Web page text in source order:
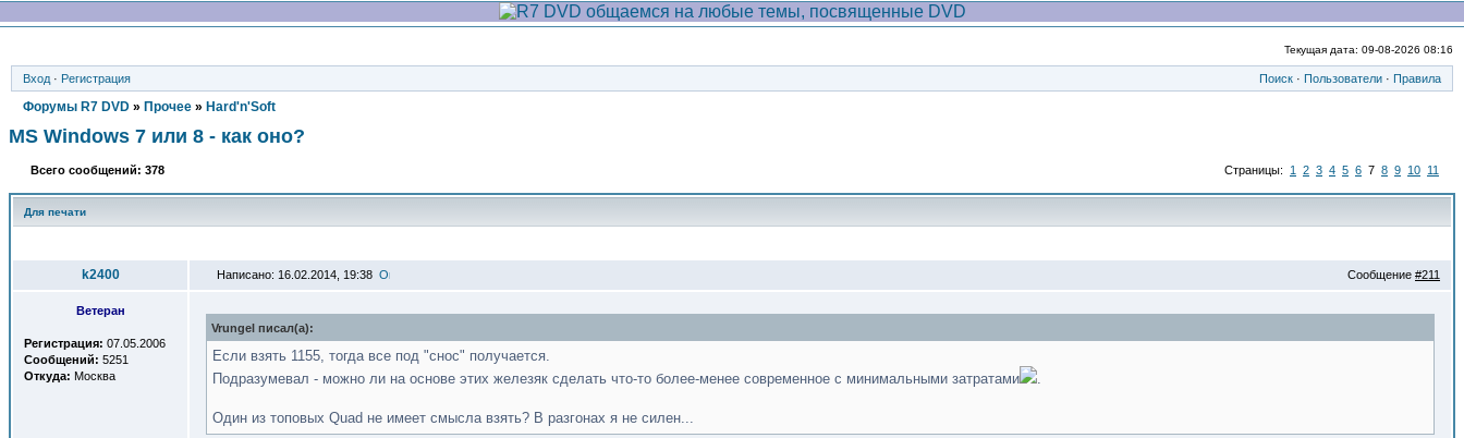
Текущая дата: 09-08-2026 08:16
Вход · Регистрация Поиск · Пользователи · Правила
Форумы R7 DVD » Прочее » Hard'n'Soft
MS Windows 7 или 8 - как оно?
Всего сообщений: 378 Страницы: 1 2 3 4 5 6 7 8 9 10 11
Для печати
k2400 Написано: 16.02.2014, 19:38 Сообщение #211
Ветеран
Регистрация: 07.05.2006
Сообщений: 5251
Откуда: Москва
Vrungel писал(a):
Если взять 1155, тогда все под "снос" получается.
Подразумевал - можно ли на основе этих железяк сделать что-то более-менее современное с минимальными затратами
.
Один из топовых Quad не имеет смысла взять? В разгонах я не силен...